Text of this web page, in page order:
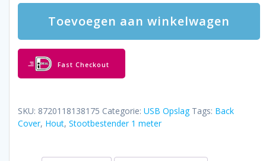
-
Silver
Cherrywood
Case
Toevoegen aan winkelwagen
Fast Checkout
SKU: 8720118138175 Categorie: USB Opslag Tags: Back
Cover, Hout, Stootbestender 1 meter